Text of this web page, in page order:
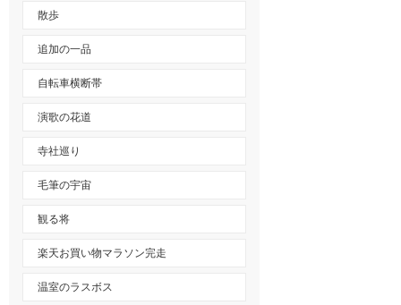
散歩
追加の一品
自転車横断帯
演歌の花道
寺社巡り
毛筆の宇宙
観る将
楽天お買い物マラソン完走
温室のラスボス